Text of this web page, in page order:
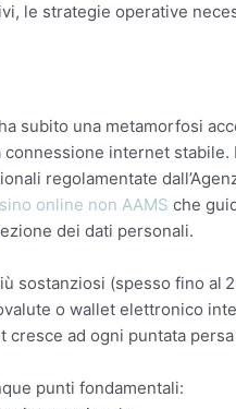
le strategie operative
subito una metamorfosi
internet
regolamentate
online non AAMS che
dei dati personali.​
sostanziosi (spesso fino
o wallet elettronico
ad ogni puntata
punti fondamentali: